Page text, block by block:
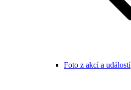
Foto z akcí a událostí